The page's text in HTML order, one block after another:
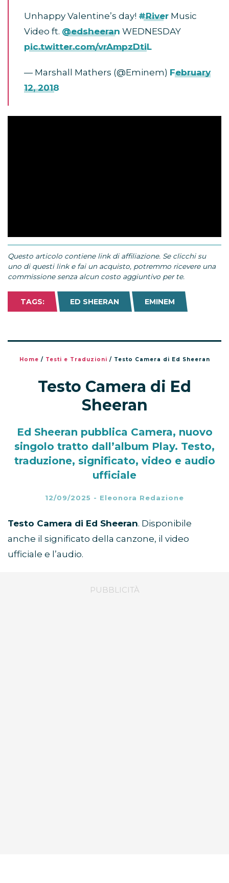
Unhappy Valentine’s day! #River Music
Video ft. @edsheeran WEDNESDAY
pic.twitter.com/vrAmpzDtiL
— Marshall Mathers (@Eminem) February
12, 2018
Questo articolo contiene link di affiliazione. Se clicchi su
uno di questi link e fai un acquisto, potremmo ricevere una
commissione senza alcun costo aggiuntivo per te.
TAGS: ED SHEERAN EMINEM
Home / Testi e Traduzioni / Testo Camera di Ed Sheeran
Testo Camera di Ed
Sheeran
Ed Sheeran pubblica Camera, nuovo
singolo tratto dall’album Play. Testo,
traduzione, significato, video e audio
ufficiale
12/09/2025 - Eleonora Redazione
Testo Camera di Ed Sheeran. Disponibile
anche il significato della canzone, il video
ufficiale e l’audio.